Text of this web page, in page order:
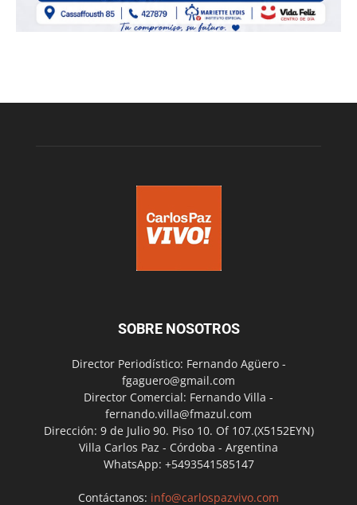
SOBRE NOSOTROS
Director Periodístico: Fernando Agüero -
fgaguero@gmail.com
Director Comercial: Fernando Villa -
fernando.villa@fmazul.com
Dirección: 9 de Julio 90. Piso 10. Of 107.(X5152EYN)
Villa Carlos Paz - Córdoba - Argentina
WhatsApp: +5493541585147
Contáctanos: info@carlospazvivo.com